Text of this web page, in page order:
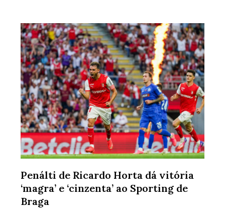
Penálti de Ricardo Horta dá vitória
‘magra’ e ‘cinzenta’ ao Sporting de
Braga